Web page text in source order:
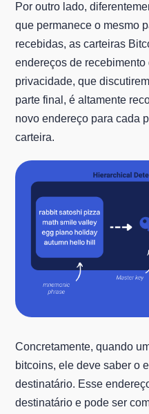
Por outro lado,
que permanece o mesmo
recebidas, as carteiras
endereços de
privacidade, que
parte final, é altamente
novo endereço para cada
carteira.
Concretamente, quando
bitcoins, ele deve saber o
destinatário. Esse
destinatário e pode ser